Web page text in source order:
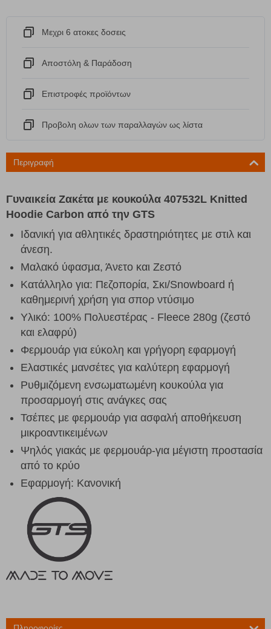
Μεχρι 6 ατοκες δοσεις
Αποστόλη & Παράδοση
Eπιστροφές προϊόντων
Προβολη ολων των παραλλαγών ως λίστα
Περιγραφή
Γυναικεία Ζακέτα με κουκούλα 407532L Knitted
Hoodie Carbon από την GTS
Ιδανική για αθλητικές δραστηριότητες με στιλ και
άνεση.
Μαλακό ύφασμα, Άνετο και Ζεστό
Κατάλληλο για: Πεζοπορία, Σκι/Snowboard ή
καθημερινή χρήση για σπορ ντύσιμο
Υλικό: 100% Πολυεστέρας - Fleece 280g (ζεστό
και ελαφρύ)
Φερμουάρ για εύκολη και γρήγορη εφαρμογή
Ελαστικές μανσέτες για καλύτερη εφαρμογή
Ρυθμιζόμενη ενσωματωμένη κουκούλα για
προσαρμογή στις ανάγκες σας
Τσέπες με φερμουάρ για ασφαλή αποθήκευση
μικροαντικειμένων
Ψηλός γιακάς με φερμουάρ-για μέγιστη προστασία
από το κρύο
Εφαρμογή: Κανονική